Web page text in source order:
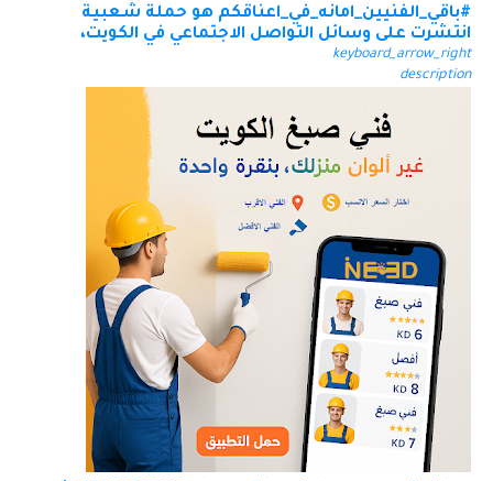
#باقي_الفنيين_امانه_في_اعناقكم هو حملة شعبية
انتشرت على وسائل التواصل الاجتماعي في الكويت،
keyboard_arrow_right
description